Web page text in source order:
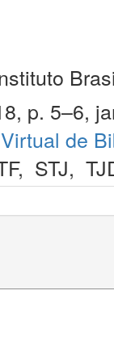
p. 5–6,
de
, STJ,